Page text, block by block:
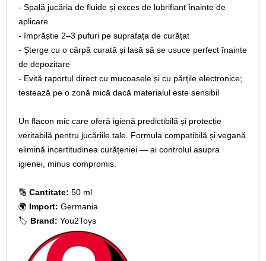
- Spală jucăria de fluide și exces de lubrifiant înainte de
aplicare
- împrăștie 2–3 pufuri pe suprafața de curățat
- Șterge cu o cârpă curată și lasă să se usuce perfect înainte
de depozitare
- Evită raportul direct cu mucoasele și cu părțile electronice;
testează pe o zonă mică dacă materialul este sensibil
Un flacon mic care oferă igienă predictibilă și protecție
veritabilă pentru jucăriile tale. Formula compatibilă și vegană
elimină incertitudinea curățeniei — ai controlul asupra
igienei, minus compromis.
🔢 Cantitate: 50 ml
🌍 Import: Germania
🏷️ Brand: You2Toys